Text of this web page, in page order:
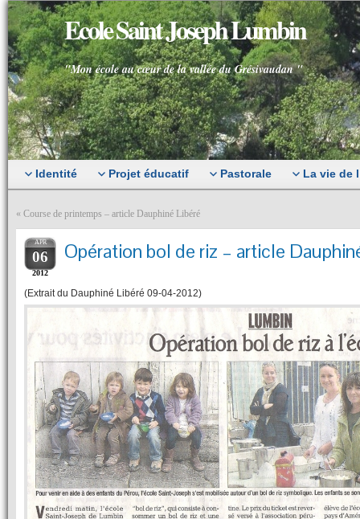
Ecole Saint Joseph Lumbin
"Mon école au cœur de la vallée du Grésivaudan "
Identité Projet éducatif Pastorale La vie de
« Course de printemps – article Dauphiné Libéré
APR
06
2012
Opération bol de riz – article
(Extrait du Dauphiné Libéré 09-04-2012)